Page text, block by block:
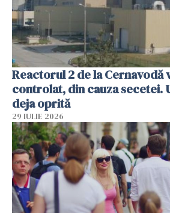
Reactorul 2 de la Cernavodă
controlat, din cauza secetei.
deja oprită
29 IULIE 2026